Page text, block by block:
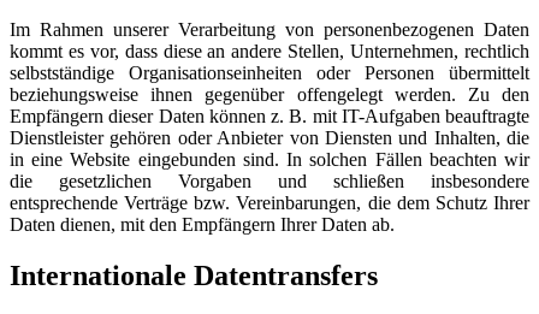
Im Rahmen unserer Verarbeitung von personenbezogenen Daten
kommt es vor, dass diese an andere Stellen, Unternehmen, rechtlich
selbstständige Organisationseinheiten oder Personen übermittelt
beziehungsweise ihnen gegenüber offengelegt werden. Zu den
Empfängern dieser Daten können z. B. mit IT-Aufgaben beauftragte
Dienstleister gehören oder Anbieter von Diensten und Inhalten, die
in eine Website eingebunden sind. In solchen Fällen beachten wir
die gesetzlichen Vorgaben und schließen insbesondere
entsprechende Verträge bzw. Vereinbarungen, die dem Schutz Ihrer
Daten dienen, mit den Empfängern Ihrer Daten ab.
Internationale Datentransfers